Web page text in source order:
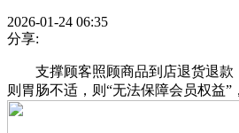
2026-01-24 06:35
分享:
支撑顾客照顾商品到店退货退款
则胃肠不适，则“无法保障会员权益”，